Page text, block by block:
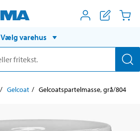
Vælg varehus
Gelcoat Gelcoatspartelmasse, grå/804